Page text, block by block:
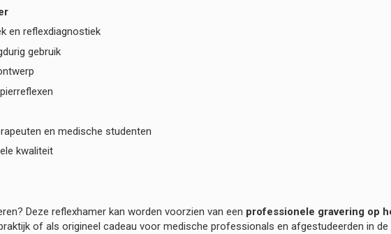
en reflexdiagnostiek
gebruik
en medische studenten
kwaliteit
Deze reflexhamer kan worden voorzien van een professionele gravering op
of als origineel cadeau voor medische professionals en afgestudeerden in